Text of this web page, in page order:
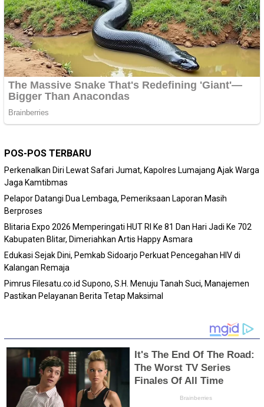
POS-POS TERBARU
Perkenalkan Diri Lewat Safari Jumat, Kapolres Lumajang Ajak Warga
Jaga Kamtibmas
Pelapor Datangi Dua Lembaga, Pemeriksaan Laporan Masih
Berproses
Blitaria Expo 2026 Memperingati HUT RI Ke 81 Dan Hari Jadi Ke 702
Kabupaten Blitar, Dimeriahkan Artis Happy Asmara
Edukasi Sejak Dini, Pemkab Sidoarjo Perkuat Pencegahan HIV di
Kalangan Remaja
Pimrus Filesatu.co.id Supono, S.H. Menuju Tanah Suci, Manajemen
Pastikan Pelayanan Berita Tetap Maksimal